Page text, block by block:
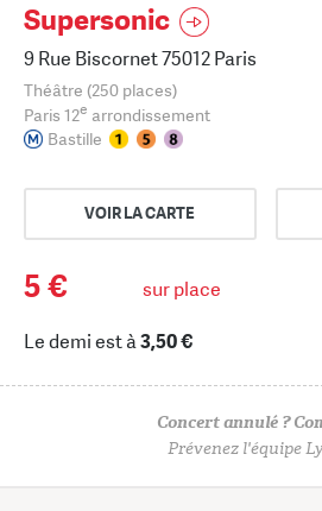
Supersonic
9 Rue Biscornet 75012 Paris
Théâtre (250 places)
Paris 12e arrondissement
Bastille
VOIR LA CARTE
5 € sur place
Le demi est à3,50 €
Concert annulé ?
Prévenez l'équipe